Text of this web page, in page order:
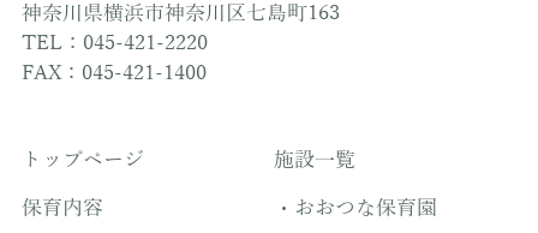
神奈川県横浜市神奈川区七島町163
TEL：045-421-2220
FAX：045-421-1400
トップページ
保育内容
施設一覧
おおつな保育園